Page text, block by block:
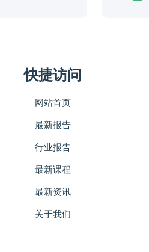
快捷访问
网站首页
最新报告
行业报告
最新课程
最新资讯
关于我们